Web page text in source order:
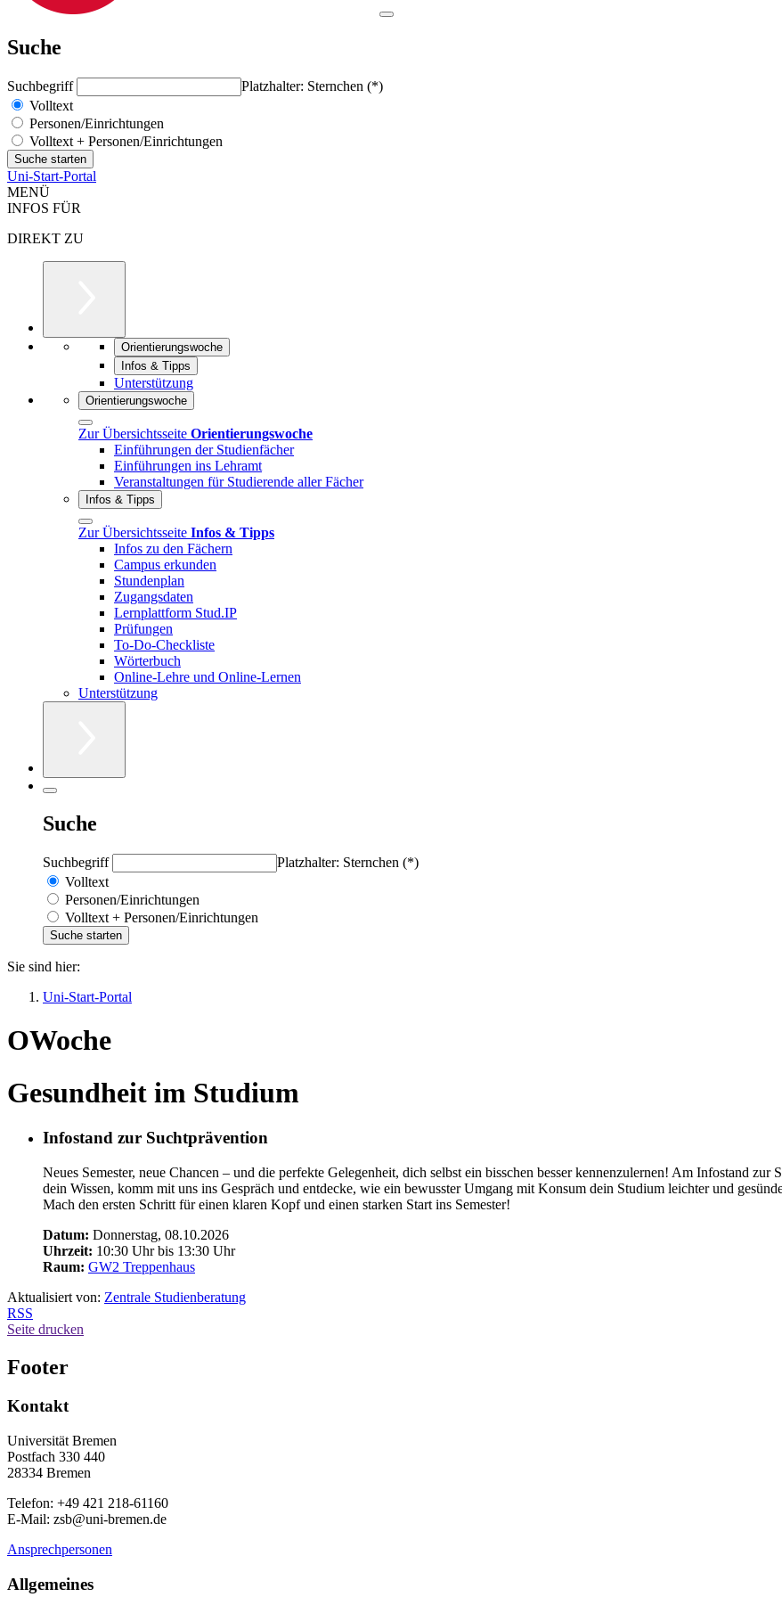
Suche
Suchbegriff
Platzhalter: Sternchen (*)
Volltext
Personen/Einrichtungen
Volltext + Personen/Einrichtungen
Uni-Start-Portal
MENÜ
INFOS FÜR
DIREKT ZU
Orientierungswoche
Infos & Tipps
Unterstützung
Orientierungswoche
Zur Übersichtsseite Orientierungswoche
Einführungen der Studienfächer
Einführungen ins Lehramt
Veranstaltungen für Studierende aller Fächer
Infos & Tipps
Zur Übersichtsseite Infos & Tipps
Infos zu den Fächern
Campus erkunden
Stundenplan
Zugangsdaten
Lernplattform Stud.IP
Prüfungen
To-Do-Checkliste
Wörterbuch
Online-Lehre und Online-Lernen
Unterstützung
Suche
Suchbegriff
Platzhalter: Sternchen (*)
Volltext
Personen/Einrichtungen
Volltext + Personen/Einrichtungen
Sie sind hier:
Uni-Start-Portal
OWoche
Gesundheit im Studium
Infostand zur Suchtprävention
Neues Semester, neue Chancen – und die perfekte Gelegenheit, dich selbst ein bisschen besser kennenzulernen! Am Infostand
dein Wissen, komm mit uns ins Gespräch und entdecke, wie ein bewusster Umgang mit Konsum dein Studium leichter und
Mach den ersten Schritt für einen klaren Kopf und einen starken Start ins Semester!
Datum: Donnerstag, 08.10.2026
Uhrzeit: 10:30 Uhr bis 13:30 Uhr
Raum: GW2 Treppenhaus
Aktualisiert von: Zentrale Studienberatung
RSS
Seite drucken
Footer
Kontakt
Universität Bremen
Postfach 330 440
28334 Bremen
Telefon: +49 421 218-61160
E-Mail: zsb@uni-bremen.de
Ansprechpersonen
Allgemeines